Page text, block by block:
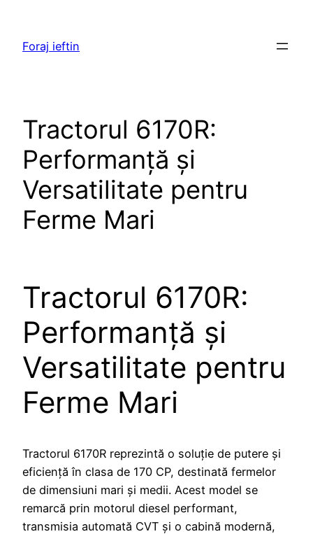
content
Foraj ieftin
Tractorul 6170R:
Performanță și
Versatilitate pentru
Ferme Mari
Tractorul 6170R:
Performanță și
Versatilitate pentru
Ferme Mari
Tractorul 6170R reprezintă o soluție de putere și
eficiență în clasa de 170 CP, destinată fermelor
de dimensiuni mari și medii. Acest model se
remarcă prin motorul diesel performant,
transmisia automată CVT și o cabină modernă,